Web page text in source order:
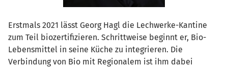
Erstmals 2021 lässt Georg Hagl die Lechwerke-Kantine
zum Teil biozertifizieren. Schrittweise beginnt er, Bio-
Lebensmittel in seine Küche zu integrieren. Die
Verbindung von Bio mit Regionalem ist ihm dabei